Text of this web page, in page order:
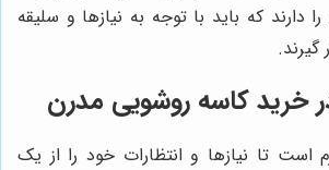
دارند که باید با توجه به نیازها و سلیقه
گیرند.
خرید کاسه روشویی مدرن
است تا نیازها و انتظارات خود را از یک